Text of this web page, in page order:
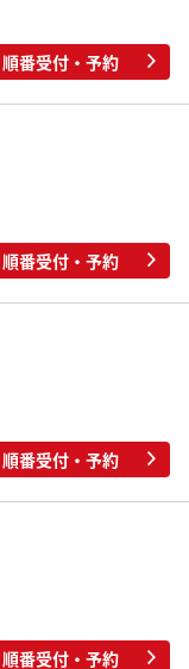
順番受付・予約
順番受付・予約
順番受付・予約
順番受付・予約